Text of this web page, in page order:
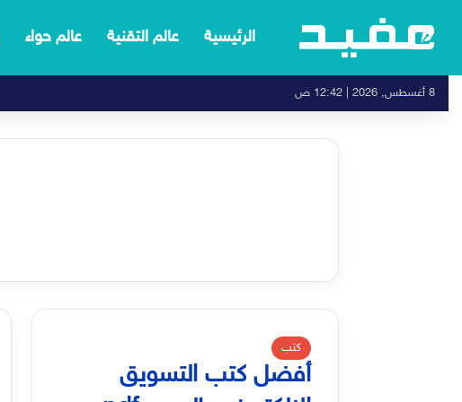
الرئيسية عالم التقنية عالم حواء
8 أغسطس, 2026 | 12:42 ص
كتب
أفضل كتب التسويق